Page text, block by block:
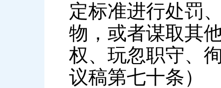
定标准进行处罚
物，或者谋取其
权、玩忽职守、
议稿第七十条）